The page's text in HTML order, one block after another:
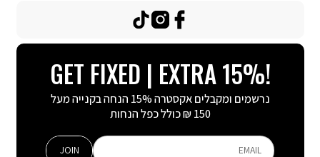
GET FIXED | EXTRA 15%!
נרשמים ומקבלים אקסטרה 15% הנחה בקנייה מעל
150 ₪ כולל כפל הנחות
EMAIL
JOIN